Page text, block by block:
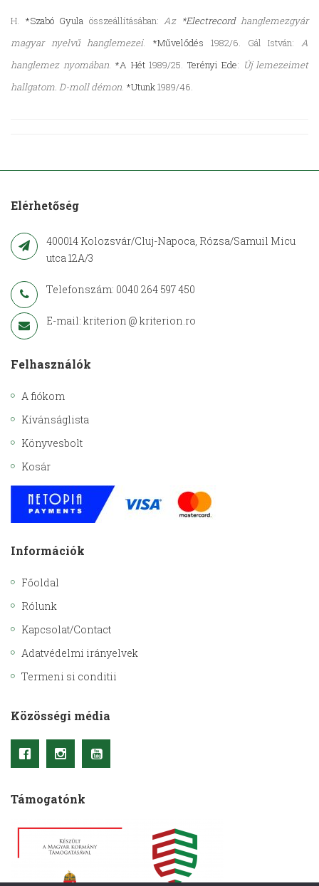
H. *Szabó Gyula összeállításában: Az *Electrecordhanglemezgyár
magyar nyelvű hanglemezei. *Művelődés 1982/6. Gál István:A
hanglemez nyomában. *A Hét1989/25. Terényi Ede: Új lemezeimet
hallgatom. D-moll démon. *Utunk1989/46.
Elérhetőség
400014 Kolozsvár/Cluj-Napoca, Rózsa/Samuil Micu
utca 12A/3
Telefonszám: 0040 264 597 450
E-mail: kriterion @ kriterion.ro
Felhasználók
A fiókom
Kívánságlista
Könyvesbolt
Kosár
Információk
Főoldal
Rólunk
Kapcsolat/Contact
Adatvédelmi irányelvek
Termeni si conditii
Közösségi média
Támogatónk